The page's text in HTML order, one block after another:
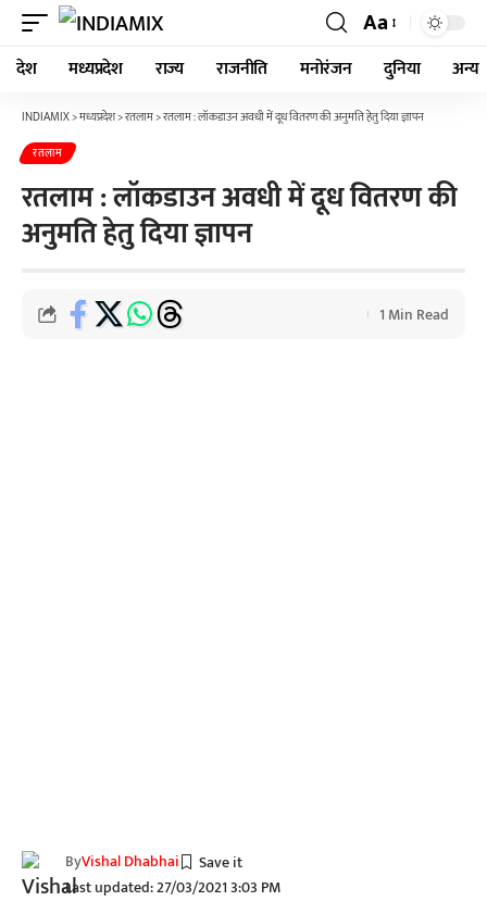
Aa
देश मध्यप्रदेश राज्य राजनीति मनोरंजन दुनिया अन्य
INDIAMIX>मध्यप्रदेश>रतलाम>रतलाम : लॉकडाउन अवधी में दूध वितरण की अनुमति हेतु दिया ज्ञापन
रतलाम
रतलाम : लॉकडाउन अवधी में दूध वितरण की
अनुमति हेतु दिया ज्ञापन
Last updated: 27/03/2021 3:03 PM
ByVishal Dhabhai
1 Min Read